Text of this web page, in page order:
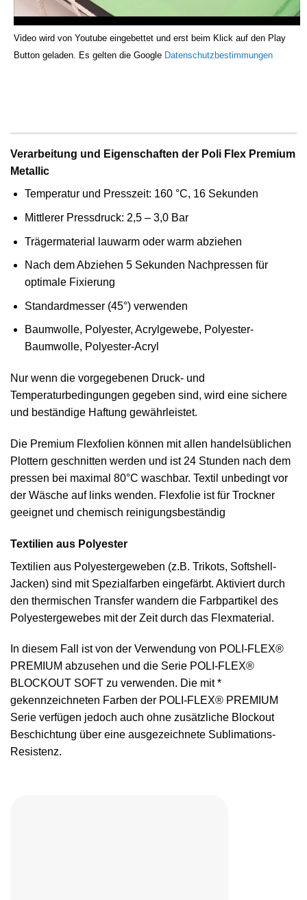
Video wird von Youtube eingebettet und erst beim Klick auf den Play
Button geladen. Es gelten die Google Datenschutzbestimmungen
Verarbeitung und Eigenschaften der Poli Flex Premium
Metallic
Temperatur und Presszeit: 160 °C, 16 Sekunden
Mittlerer Pressdruck: 2,5 – 3,0 Bar
Trägermaterial lauwarm oder warm abziehen
Nach dem Abziehen 5 Sekunden Nachpressen für
optimale Fixierung
Standardmesser (45°) verwenden
Baumwolle, Polyester, Acrylgewebe, Polyester-
Baumwolle, Polyester-Acryl
Nur wenn die vorgegebenen Druck- und
Temperaturbedingungen gegeben sind, wird eine sichere
und beständige Haftung gewährleistet.
Die Premium Flexfolien können mit allen handelsüblichen
Plottern geschnitten werden und ist 24 Stunden nach dem
pressen bei maximal 80°C waschbar. Textil unbedingt vor
der Wäsche auf links wenden. Flexfolie ist für Trockner
geeignet und chemisch reinigungsbeständig
Textilien aus Polyester
Textilien aus Polyestergeweben (z.B. Trikots, Softshell-
Jacken) sind mit Spezialfarben eingefärbt. Aktiviert durch
den thermischen Transfer wandern die Farbpartikel des
Polyestergewebes mit der Zeit durch das Flexmaterial.
In diesem Fall ist von der Verwendung von POLI-FLEX®
PREMIUM abzusehen und die Serie POLI-FLEX®
BLOCKOUT SOFT zu verwenden. Die mit *
gekennzeichneten Farben der POLI-FLEX® PREMIUM
Serie verfügen jedoch auch ohne zusätzliche Blockout
Beschichtung über eine ausgezeichnete Sublimations-
Resistenz.